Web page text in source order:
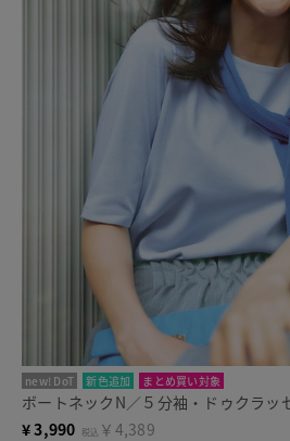
new! DoT 新色追加 まとめ買い対象
ボートネックN／５分袖・ドゥクラッ
¥3,990 税込 ￥4,389